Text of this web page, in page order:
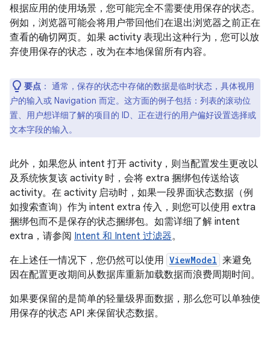
根据应用的使用场景，您可能完全不需要使用保存的状态。
例如，浏览器可能会将用户带回他们在退出浏览器之前正在
查看的确切网页。如果 activity 表现出这种行为，您可以放
弃使用保存的状态，改为在本地保留所有内容。
要点 ： 通常，保存的状态中存储的数据是临时状态，具体视用
户的输入或 Navigation 而定。这方面的例子包括：列表的滚动位
置、用户想详细了解的项目的 ID、正在进行的用户偏好设置选择或
文本字段的输入。
此外，如果您从 intent 打开 activity，则当配置发生更改以
及系统恢复该 activity 时，会将 extra 捆绑包传送给该
activity。在 activity 启动时，如果一段界面状态数据（例
如搜索查询）作为 intent extra 传入，则您可以使用 extra
捆绑包而不是保存的状态捆绑包。如需详细了解 intent
extra，请参阅 Intent 和 Intent 过滤器。
在上述任一情况下，您仍然可以使用 ViewModel 来避免
因在配置更改期间从数据库重新加载数据而浪费周期时间。
如果要保留的是简单的轻量级界面数据，那么您可以单独使
用保存的状态 API 来保留状态数据。